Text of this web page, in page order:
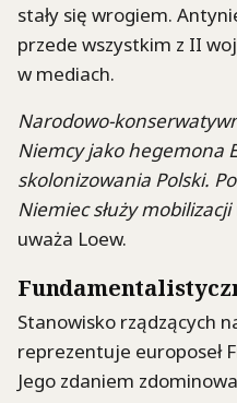
stały się wrogiem.
przede wszystkim z II
w mediach.
Narodowo-
Niemcy jako hegemona
skolonizowania Polski.
Niemiec służy
uważa Loew.
Stanowisko rządzących
reprezentuje europoseł
Jego zdaniem